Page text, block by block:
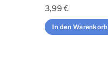
3,99 €
In den Warenkorb